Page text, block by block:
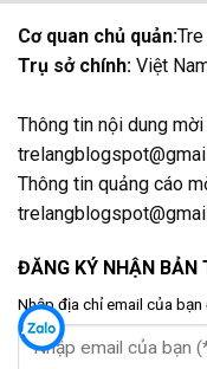
Cơ quan chủ quản:
Trụ sở chính: Việt
Thông tin nội dung
Thông tin quảng cáo
ĐĂNG KÝ NHẬN BẢN
Nhập địa chỉ email của